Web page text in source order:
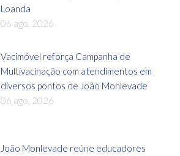
Loanda
06 ago, 2026
Vacimóvel reforça Campanha de
Multivacinação com atendimentos em
diversos pontos de João Monlevade
06 ago, 2026
João Monlevade reúne educadores